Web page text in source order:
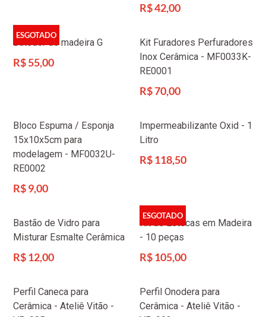
Preço
R$ 42,00
ESGOTADO
Batedor de madeira G
Preço
R$ 55,00
Kit Furadores Perfuradores
Inox Cerâmica - MF0033K-
RE0001
Preço
R$ 70,00
Bloco Espuma / Esponja
15x10x5cm para
modelagem - MF0032U-
RE0002
Preço
R$ 9,00
Impermeabilizante Oxid - 1
Litro
Preço
R$ 118,50
Bastão de Vidro para
Misturar Esmalte Cerâmica
Preço
R$ 12,00
ESGOTADO
Kit de Estecas em Madeira
- 10 peças
Preço
R$ 105,00
Perfil Caneca para
Cerâmica - Ateliê Vitão -
Perfil Onodera para
Cerâmica - Ateliê Vitão -